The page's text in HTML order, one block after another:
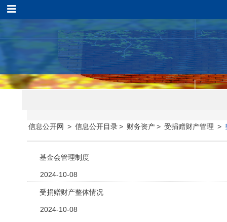
信息公开网 > 信息公开目录 > 财务资产 > 受捐赠财产管理 >
基金会管理制度
2024-10-08
受捐赠财产整体情况
2024-10-08